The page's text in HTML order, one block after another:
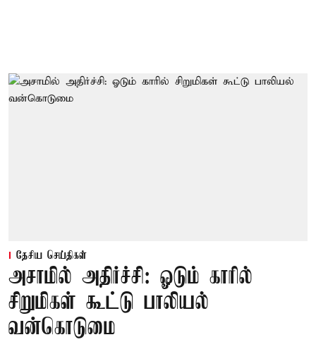
தேசிய செய்திகள்
அசாமில் அதிர்ச்சி: ஓடும் காரில்
சிறுமிகள் கூட்டு பாலியல்
வன்கொடுமை